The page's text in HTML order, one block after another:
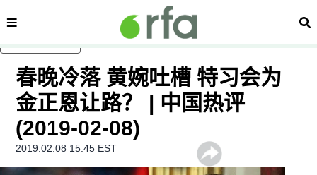
内容分类 搜
春晚冷落 黄婉吐槽 特习会为
金正恩让路？ | 中国热评
(2019-02-08)
2019.02.08 15:45 EST